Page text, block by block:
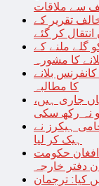
سے ملاقات
تقریر کے
انتقال کر گئے
گلے ملنے کے
کا مشورہ
بلانے
کا مطالبہ
جاری ہیں،
نہ رکھ سکی
ہیکرز نے
ہیک کر لیا
افغان حکومت TTP قیادت کو پاکستان کے حوالے کرے،
دفتر خارجہ
کیا: ترجمان